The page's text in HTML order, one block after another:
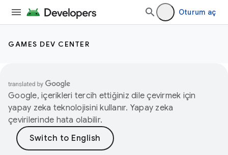
Oturum aç
GAMES DEV CENTER
Google, içerikleri tercih ettiğiniz dile çevirmek için
yapay zeka teknolojisini kullanır. Yapay zeka
çevirilerinde hata olabilir.